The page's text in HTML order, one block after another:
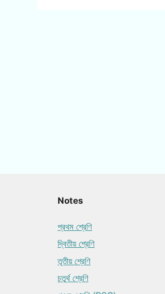
Notes
প্রথম শ্রেণি
দ্বিতীয় শ্রেণি
তৃতীয় শ্রেণি
চতুর্থ শ্রেণি